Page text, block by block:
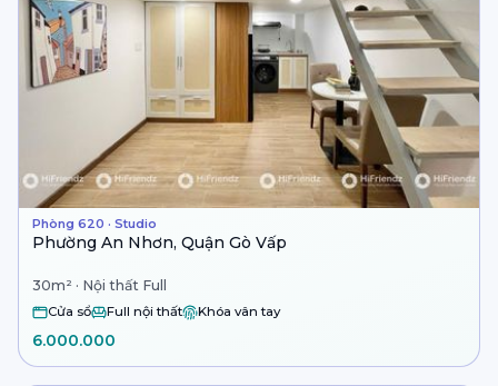
Phòng 620 · Studio
Phường An Nhơn, Quận Gò Vấp
30m² · Nội thất Full
Cửa sổ Full nội thất Khóa vân tay
6.000.000